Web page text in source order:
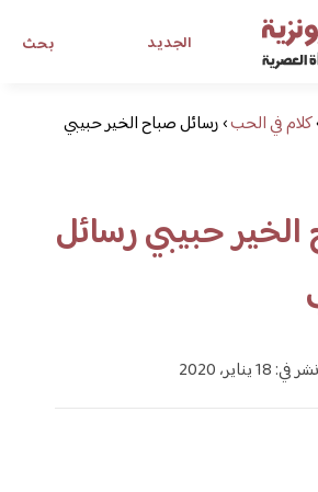
بحث الجديد
للفتاة العصريةكلام في الحب›رسائل صباح الخير حبيبي
حبيبي رسائل
نشر في: 18 يناير، 2020